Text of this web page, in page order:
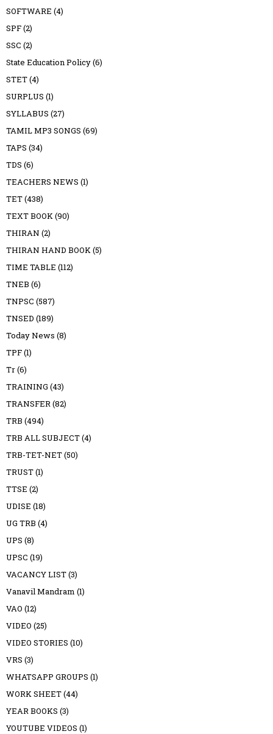
SOFTWARE (4)
SPF(2)
SSC (2)
State Education Policy(6)
STET(4)
SURPLUS (1)
SYLLABUS (27)
TAMIL MP3 SONGS (69)
TAPS (34)
TDS (6)
TEACHERS NEWS (1)
TET(438)
TEXT BOOK(90)
THIRAN (2)
THIRAN HAND BOOK(5)
TIME TABLE (112)
TNEB (6)
TNPSC (587)
TNSED (189)
Today News (8)
TPF(1)
Tr(6)
TRAINING (43)
TRANSFER(82)
TRB (494)
TRB ALL SUBJECT(4)
TRB-TET-NET(50)
TRUST(1)
TTSE (2)
UDISE (18)
UG TRB (4)
UPS (8)
UPSC (19)
VACANCY LIST(3)
Vanavil Mandram (1)
VAO (12)
VIDEO (25)
VIDEO STORIES (10)
VRS (3)
WHATSAPP GROUPS (1)
WORK SHEET(44)
YEAR BOOKS (3)
YOUTUBE VIDEOS (1)